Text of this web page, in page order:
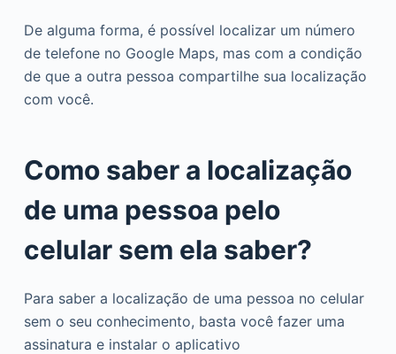
De alguma forma, é possível localizar um número
de telefone no Google Maps, mas com a condição
de que a outra pessoa compartilhe sua localização
com você.
Como saber a localização
de uma pessoa pelo
celular sem ela saber?
Para saber a localização de uma pessoa no celular
sem o seu conhecimento, basta você fazer uma
assinatura e instalar o aplicativo